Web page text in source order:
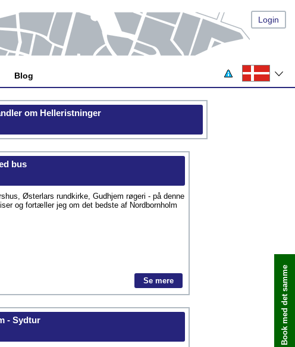
Login
Blog
om Helleristninger
bus
Østerlars rundkirke, Gudhjem røgeri - på denne
og fortæller jeg om det bedste af Nordbornholm
Se mere
- Sydtur Book med det samme